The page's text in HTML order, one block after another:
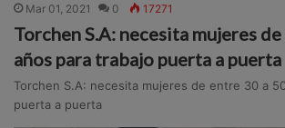
Mar 01, 2021 0 17271
Torchen S.A: necesita mujeres
años para trabajo puerta a puerta
Torchen S.A: necesita mujeres de entre 30 a
puerta a puerta